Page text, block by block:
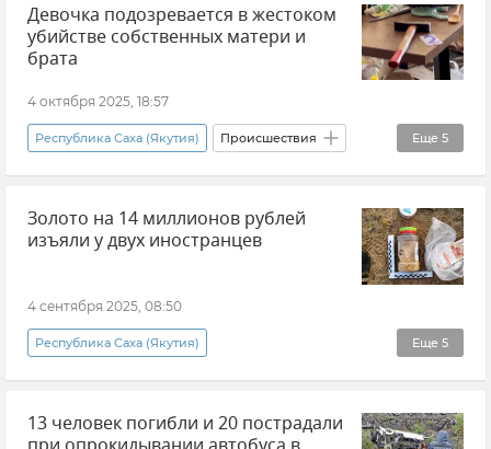
Девочка подозревается в жестоком
убийстве собственных матери и
брата
4 октября 2025, 18:57
Еще 5
Республика Саха (Якутия) Происшествия
Убийство
Золото на 14 миллионов рублей
изъяли у двух иностранцев
4 сентября 2025, 08:50
Еще 5
Республика Саха (Якутия)
Контрабанда драгоценных металлов
Контрабанда Происшествия
13 человек погибли и 20 пострадали